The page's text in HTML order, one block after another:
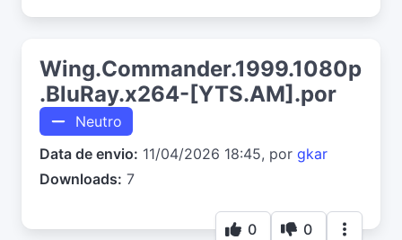
Wing.Commander.1999.1080p
.BluRay.x264-[YTS.AM].por
Neutro
Data de envio: 11/04/2026 18:45, por gkar
Downloads: 7
0 0